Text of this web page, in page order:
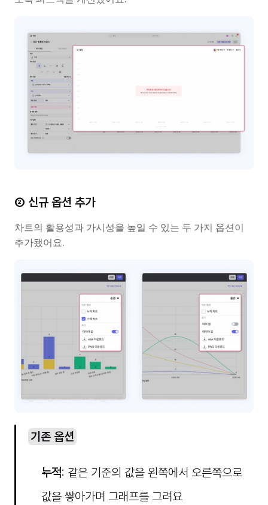
② 신규 옵션 추가
차트의 활용성과 가시성을 높일 수 있는 두 가지 옵션이
추가됐어요.
기존 옵션
누적: 같은 기준의 값을 왼쪽에서 오른쪽으로
값을 쌓아가며 그래프를 그려요